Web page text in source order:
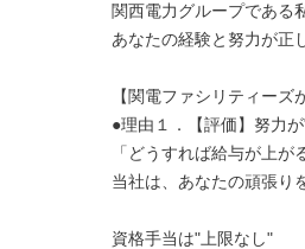
関西電力グループである
あなたの経験と努力が正
【関電ファシリティーズ
●理由１．【評価】努力
「どうすれば給与が上が
当社は、あなたの頑張り
資格手当は"上限なし"